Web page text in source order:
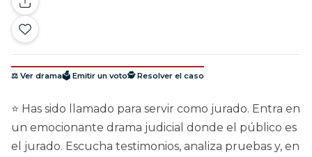
⚖️ Ver drama🗳️ Emitir un voto🕵️ Resolver el caso
⭐ Has sido llamado para servir como jurado. Entra en
un emocionante drama judicial donde el público es
el jurado. Escucha testimonios, analiza pruebas y, en